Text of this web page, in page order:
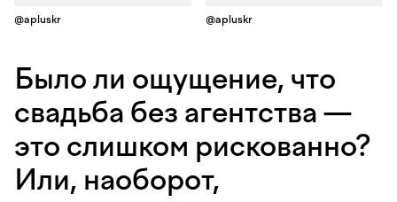
@apluskr @apluskr
Было ли ощущение, что
свадьба без агентства —
это слишком рискованно?
Или, наоборот,